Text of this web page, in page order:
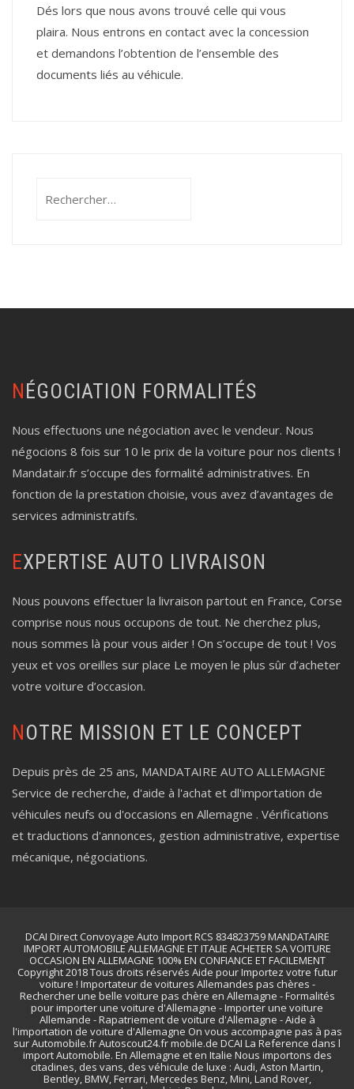
Dés lors que nous avons trouvé celle qui vous
plaira. Nous entrons en contact avec la concession
et demandons l’obtention de l’ensemble des
documents liés au véhicule.
NÉGOCIATION FORMALITÉS
Nous effectuons une négociation avec le vendeur. Nous
négocions 8 fois sur 10 le prix de la voiture pour nos clients !
Mandatair.fr s’occupe des formalité administratives. En
fonction de la prestation choisie, vous avez d’avantages de
services administratifs.
EXPERTISE AUTO LIVRAISON
Nous pouvons effectuer la livraison partout en France, Corse
comprise nous nous occupons de tout. Ne cherchez plus,
nous sommes là pour vous aider ! On s’occupe de tout ! Vos
yeux et vos oreilles sur place Le moyen le plus sûr d’acheter
votre voiture d’occasion.
NOTRE MISSION ET LE CONCEPT
Depuis près de 25 ans, MANDATAIRE AUTO ALLEMAGNE
Service de recherche, d'aide à l'achat et dl'importation de
véhicules neufs ou d'occasions en Allemagne . Vérifications
et traductions d'annonces, gestion administrative, expertise
mécanique, négociations.
DCAI Direct Convoyage Auto Import RCS 834823759 MANDATAIRE
IMPORT AUTOMOBILE ALLEMAGNE ET ITALIE ACHETER SA VOITURE
OCCASION EN ALLEMAGNE 100% EN CONFIANCE ET FACILEMENT
Copyright 2018 Tous droits réservés Aide pour Importez votre futur
voiture ! Importateur de voitures Allemandes pas chères -
Rechercher une belle voiture pas chère en Allemagne - Formalités
pour importer une voiture d'Allemagne - Importer une voiture
Allemande - Rapatriement de voiture d'Allemagne - Aide à
l'importation de voiture d'Allemagne On vous accompagne pas à pas
sur Automobile.fr Autoscout24.fr mobile.de DCAI La Reference dans l
import Automobile. En Allemagne et en Italie Nous importons des
citadines, des vans, des véhicule de luxe : Audi, Aston Martin,
Bentley, BMW, Ferrari, Mercedes Benz, Mini, Land Rover,